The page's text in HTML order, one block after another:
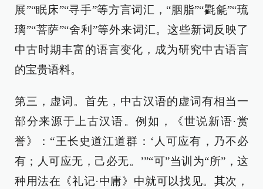
展”“眠床”“寻手”等方言词汇，“胭脂”“氍毹”“琉
璃”“菩萨”“舍利”等外来词汇。这些新词反映了
中古时期丰富的语言变化，成为研究中古语言
的宝贵语料。
第三，虚词。首先，中古汉语的虚词有相当一
部分来源于上古汉语。例如，《世说新语·赏
誉》：“王长史道江道群：‘人可应有，乃不必
有；人可应无，己必无。’”“可”当训为“所”，这
种用法在《礼记·中庸》中就可以找见。其次，